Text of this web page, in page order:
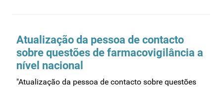
Atualização da pessoa de contacto
sobre questões de farmacovigilância a
nível nacional
"Atualização da pessoa de contacto sobre questões